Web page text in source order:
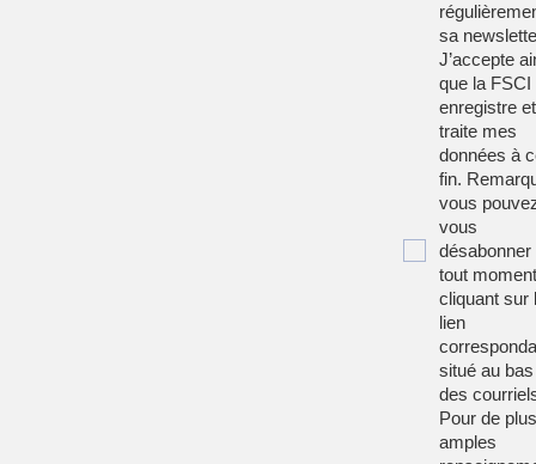
sa
J’accepte
que la FSCI
enregistre et
traite mes
données à
fin.
vous
vous
désabonner
tout
cliquant sur
lien
situé au bas
des
Pour de plus
amples